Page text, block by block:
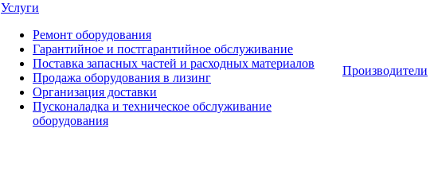
Услуги
Ремонт оборудования
Гарантийное и постгарантийное обслуживание
Поставка запасных частей и расходных материалов
Продажа оборудования в лизинг
Организация доставки
Пусконаладка и техническое обслуживание
оборудования
Производители